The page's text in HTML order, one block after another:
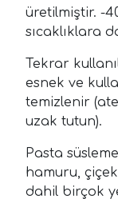
üretilmiştir. -
sıcaklıklara
Tekrar
esnek ve
temizlenir
uzak tutun).
Pasta
hamuru,
dahil birçok